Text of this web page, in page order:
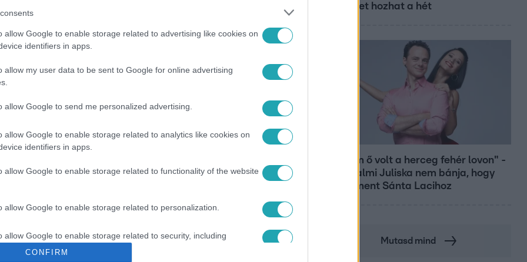
allow Google to enable storage related to advertising like cookies on
identifiers in apps.
allow my user data to be sent to Google for online advertising
allow Google to send me personalized advertising.
allow Google to enable storage related to analytics like cookies on
identifiers in apps.
allow Google to enable storage related to functionality of the website
allow Google to enable storage related to personalization.
allow Google to enable storage related to security, including
functionality and fraud prevention, and other user protection.
CONFIRM
BELÜLI ERŐSZAK
sikereket hozhat a hét
"Nekem ő volt a herceg fehér lovon" -
Széphalmi Juliska nem bánja, hogy
hozzáment Sánta Lacihoz
Mutasd mind